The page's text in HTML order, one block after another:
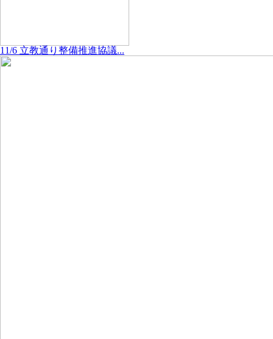
11/6 立教通り整備推進協議...